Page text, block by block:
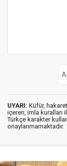
UYARI: Küfür,
içeren, imla kuralları
Türkçe karakter
onaylanmamaktadır.